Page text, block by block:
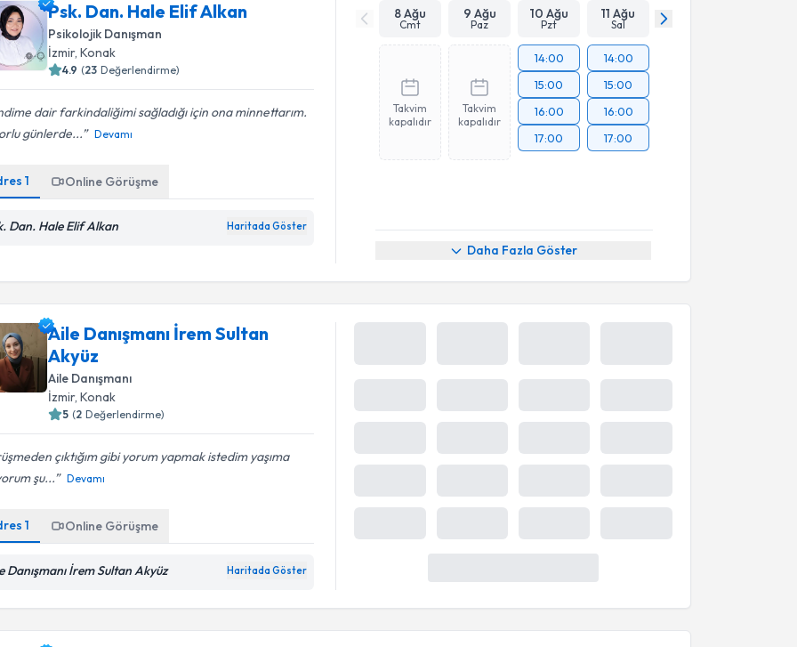
Psk. Dan. Hale Elif Alkan
Psikolojik Danışman
İzmir, Konak
4.9 (23 Değerlendirme)
dair farkindaliğimi sağladığı için ona minnettarım.
günlerde...
Devamı
1 Online Görüşme
Dan. Hale Elif Alkan Haritada Göster
8 Ağu
Cmt
9 Ağu
Paz
10 Ağu
Pzt
11 Ağu
Sal
Takvim
kapalıdır
Takvim
kapalıdır
14:00
15:00
16:00
17:00
14:00
15:00
16:00
17:00
Daha Fazla Göster
Aile Danışmanı İrem Sultan
Akyüz
Aile Danışmanı
İzmir, Konak
5 (2 Değerlendirme)
çıktığım gibi yorum yapmak istedim yaşıma
şu...
Devamı
1 Online Görüşme
Danışmanı İrem Sultan Akyüz Haritada Göster